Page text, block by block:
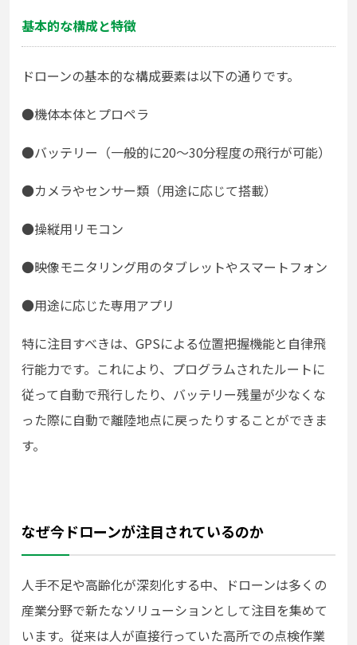
基本的な構成と特徴
ドローンの基本的な構成要素は以下の通りです。
●機体本体とプロペラ
●バッテリー（一般的に20～30分程度の飛行が可能）
●カメラやセンサー類（用途に応じて搭載）
●操縦用リモコン
●映像モニタリング用のタブレットやスマートフォン
●用途に応じた専用アプリ
特に注目すべきは、GPSによる位置把握機能と自律飛
行能力です。これにより、プログラムされたルートに
従って自動で飛行したり、バッテリー残量が少なくな
った際に自動で離陸地点に戻ったりすることができま
す。
なぜ今ドローンが注目されているのか
人手不足や高齢化が深刻化する中、ドローンは多くの
産業分野で新たなソリューションとして注目を集めて
います。従来は人が直接行っていた高所での点検作業